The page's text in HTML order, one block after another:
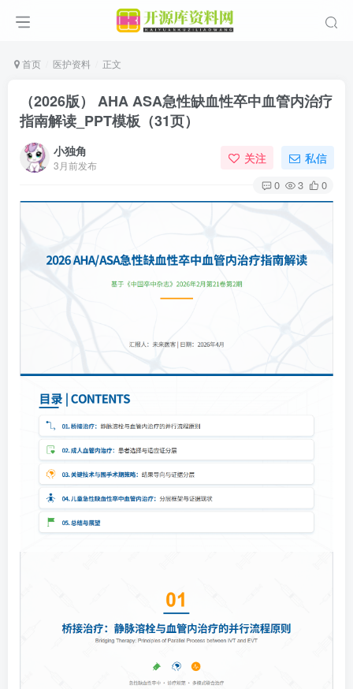
首页 医护资料 正文
（2026版） AHA ASA急性缺血性卒中血管内治疗
指南解读_PPT模板（31页）
小独角
3月前发布 关注 私信
0 3 0